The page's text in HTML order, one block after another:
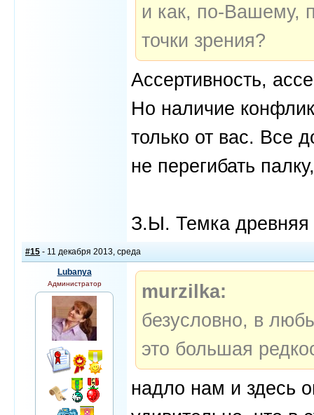
и как, по-Вашему,
точки зрения?
Ассертивность,
Но наличие
только от вас. Все
не перегибать
З.Ы. Темка древняя
#15 - 11 декабря 2013, среда
Lubanya
Администратор
murzilka:
безусловно, в
это большая
надло нам и здесь